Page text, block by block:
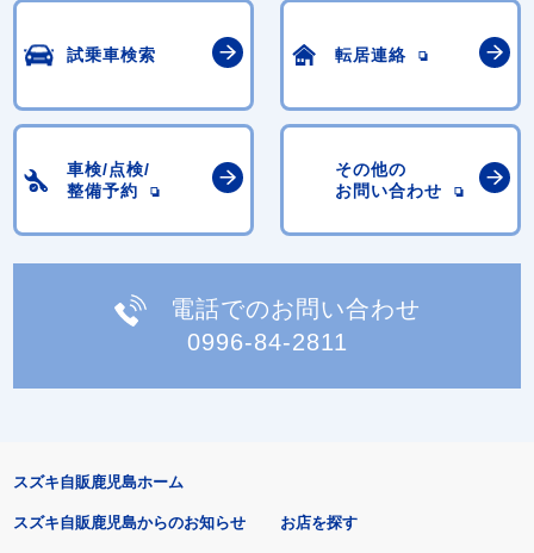
試乗車検索 転居連絡
車検/点検/
整備予約
その他の
お問い合わせ
電話でのお問い合わせ
0996-84-2811
スズキ自販鹿児島ホーム
スズキ自販鹿児島からのお知らせ お店を探す